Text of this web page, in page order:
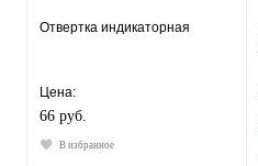
Отвертка индикаторная
Цена:
66 руб.
В избранное